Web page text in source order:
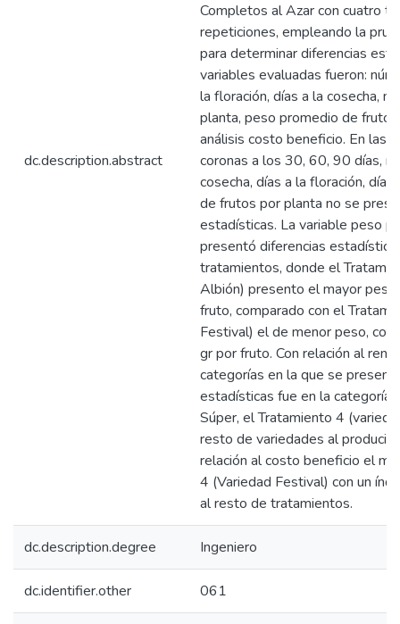
dc.description.abstract
Completos al Azar con cuatro
repeticiones, empleando la
para determinar diferencias
variables evaluadas fueron:
la floración, días a la cosecha,
planta, peso promedio de
análisis costo beneficio. En las
coronas a los 30, 60, 90 días,
cosecha, días a la floración, días
de frutos por planta no se
estadísticas. La variable peso
presentó diferencias
tratamientos, donde el
Albión) presento el mayor
fruto, comparado con el
Festival) el de menor peso,
gr por fruto. Con relación al
categorías en la que se
estadísticas fue en la categoría
Súper, el Tratamiento 4
resto de variedades al producir
relación al costo beneficio el
4 (Variedad Festival) con un
al resto de tratamientos.
dc.description.degree Ingeniero
dc.identifier.other 061